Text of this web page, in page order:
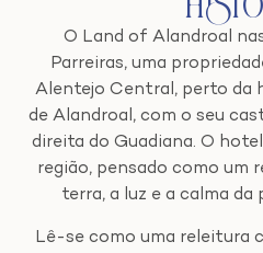
O Land of Alandroal
Parreiras, uma
Alentejo Central, perto da
de Alandroal, com o seu
direita do Guadiana. O
região, pensado como um
terra, a luz e a calma
Lê-se como uma releitura